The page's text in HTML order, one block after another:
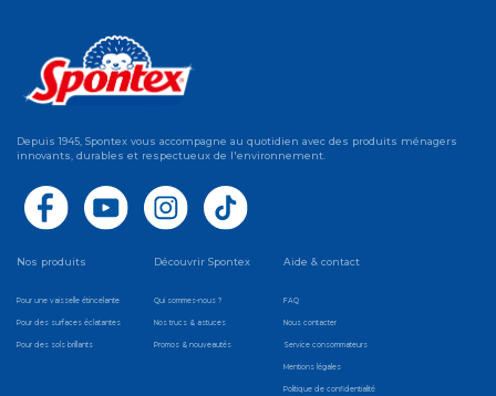
Depuis 1945, Spontex vous accompagne au quotidien avec des produits ménagers
innovants, durables et respectueux de l'environnement.
Nos produits
Pour une vaisselle étincelante
Pour des surfaces éclatantes
Pour des sols brillants
Découvrir Spontex
Qui sommes-nous ?
Nos trucs & astuces
Promos & nouveautés
Aide & contact
FAQ
Nous contacter
Service consommateurs
Mentions légales
Politique de confidentialité